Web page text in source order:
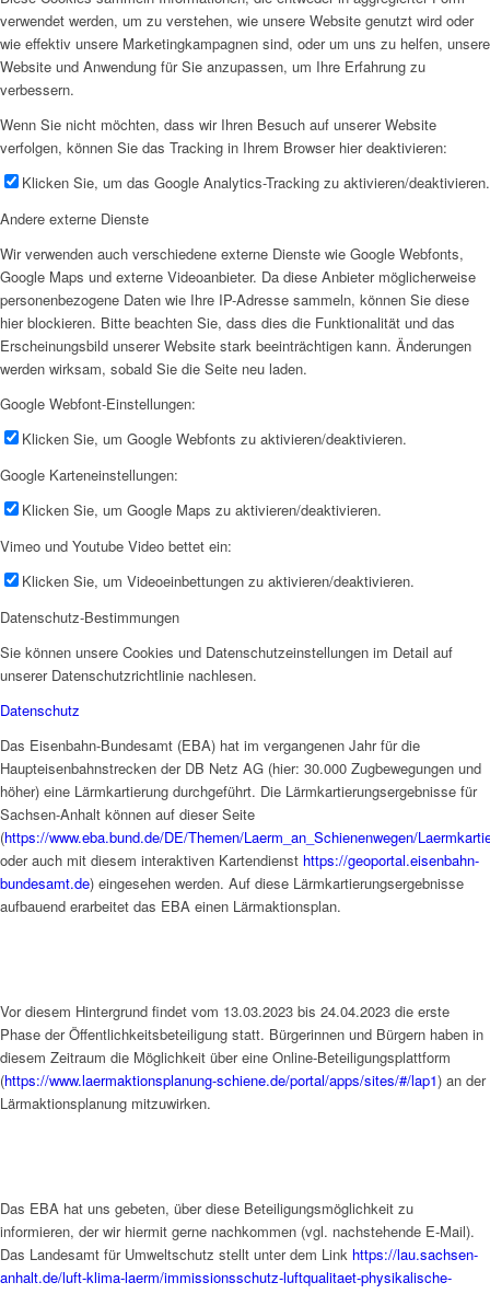
verwendet werden, um zu verstehen, wie unsere Website genutzt wird oder
wie effektiv unsere Marketingkampagnen sind, oder um uns zu helfen, unsere
Website und Anwendung für Sie anzupassen, um Ihre Erfahrung zu
verbessern.
Wenn Sie nicht möchten, dass wir Ihren Besuch auf unserer Website
verfolgen, können Sie das Tracking in Ihrem Browser hier deaktivieren:
Klicken Sie, um das Google Analytics-Tracking zu aktivieren/deaktivieren.
Andere externe Dienste
Wir verwenden auch verschiedene externe Dienste wie Google Webfonts,
Google Maps und externe Videoanbieter. Da diese Anbieter möglicherweise
personenbezogene Daten wie Ihre IP-Adresse sammeln, können Sie diese
hier blockieren. Bitte beachten Sie, dass dies die Funktionalität und das
Erscheinungsbild unserer Website stark beeinträchtigen kann. Änderungen
werden wirksam, sobald Sie die Seite neu laden.
Google Webfont-Einstellungen:
Klicken Sie, um Google Webfonts zu aktivieren/deaktivieren.
Google Karteneinstellungen:
Klicken Sie, um Google Maps zu aktivieren/deaktivieren.
Vimeo und Youtube Video bettet ein:
Klicken Sie, um Videoeinbettungen zu aktivieren/deaktivieren.
Datenschutz-Bestimmungen
Sie können unsere Cookies und Datenschutzeinstellungen im Detail auf
unserer Datenschutzrichtlinie nachlesen.
Datenschutz
Das Eisenbahn-Bundesamt (EBA) hat im vergangenen Jahr für die
Haupteisenbahnstrecken der DB Netz AG (hier: 30.000 Zugbewegungen und
höher) eine Lärmkartierung durchgeführt. Die Lärmkartierungsergebnisse für
Sachsen-Anhalt können auf dieser Seite
(https://www.eba.bund.de/DE/Themen/Laerm_an_Schienenwegen/
oder auch mit diesem interaktiven Kartendienst https://geoportal.eisenbahn-
bundesamt.de) eingesehen werden. Auf diese Lärmkartierungsergebnisse
aufbauend erarbeitet das EBA einen Lärmaktionsplan.
Vor diesem Hintergrund findet vom 13.03.2023 bis 24.04.2023 die erste
Phase der Öffentlichkeitsbeteiligung statt. Bürgerinnen und Bürgern haben in
diesem Zeitraum die Möglichkeit über eine Online-Beteiligungsplattform
(https://www.laermaktionsplanung-schiene.de/portal/apps/sites/#/lap1) an der
Lärmaktionsplanung mitzuwirken.
Das EBA hat uns gebeten, über diese Beteiligungsmöglichkeit zu
informieren, der wir hiermit gerne nachkommen (vgl. nachstehende E-Mail).
Das Landesamt für Umweltschutz stellt unter dem Link https://lau.sachsen-
anhalt.de/luft-klima-laerm/immissionsschutz-luftqualitaet-physikalische-